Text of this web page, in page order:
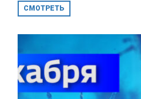
СМОТРЕТЬ